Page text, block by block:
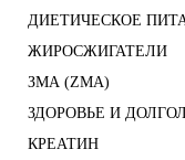
ДИЕТИЧЕСКОЕ
ЖИРОСЖИГАТЕЛИ
ЗМА (ZMA)
ЗДОРОВЬЕ И
КРЕАТИН